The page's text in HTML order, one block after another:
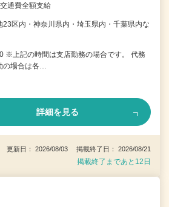
通費全額支給
23区内・神奈川県内・埼玉県内・千葉県内な
※上記の時間は支店勤務の場合です。 代務
の場合は各…
詳細を見る
更新日： 2026/08/03 掲載終了日： 2026/08/21
掲載終了まであと12日